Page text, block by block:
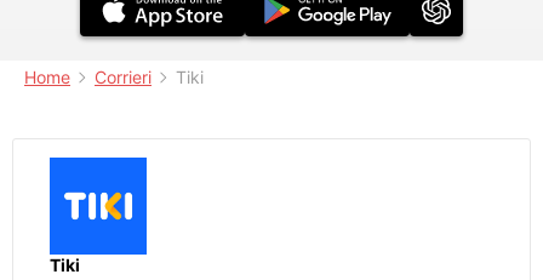
Home Corrieri Tiki
Tiki